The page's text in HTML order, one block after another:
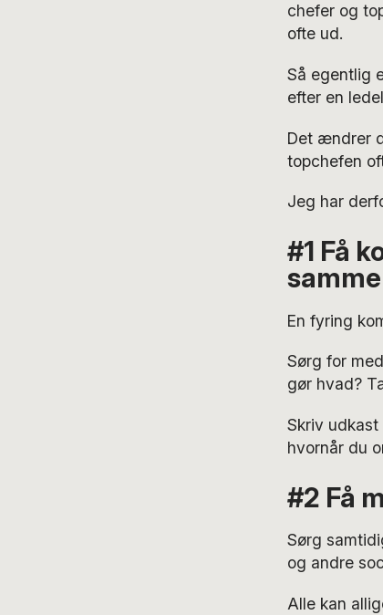
chefer og
ofte ud.
Så egentlig
efter en
Det ændrer
topchefen
Jeg har
#1 Få
samme
En fyring
Sørg for
gør hvad?
Skriv
hvornår du
#2 Få
Sørg
og andre
Alle kan